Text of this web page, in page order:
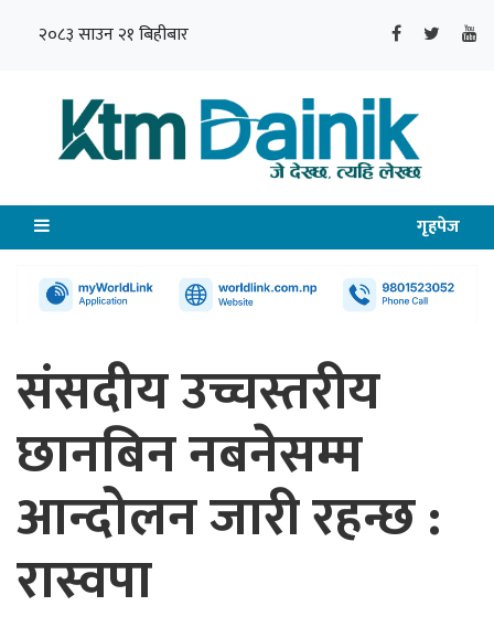
२०८३ साउन २१ बिहीबार
गृहपेज
संसदीय उच्चस्तरीय
छानबिन नबनेसम्म
आन्दोलन जारी रहन्छ :
रास्वपा